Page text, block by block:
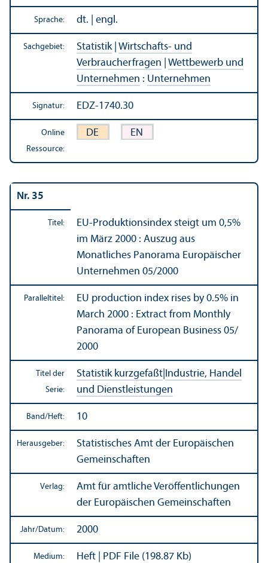
Sprache: dt. | engl.
Sachgebiet: Statistik| Wirtschafts- und
Verbraucherfragen
Wettbewerb und
Unter­nehmen : Unter­nehmen
Signatur: EDZ-1740.30
Online
Ressource:
DE EN
Nr. 35
Titel:
EU-Produktions­index steigt um 0,5%
im März 2000 : Auszug aus
Monatliches Panorama Europäischer
Unter­nehmen 05/2000
Paralleltitel:
EU production index rises by 0.5% in
March 2000 : Extract from Monthly
Panorama of European Business 05/
2000
Titel der
Serie:
Statistik kurzgefaßt Industrie, Handel
und Dienstleistungen
Band/Heft: 10
Herausgeber:
Statistisches Amt der Europäischen
Gemeinschaften
Verlag:
Amt für amtliche Veröffentlichungen
der Europäischen Gemeinschaften
Jahr/Datum: 2000
Medium: Heft | PDF File (198.87 Kb)